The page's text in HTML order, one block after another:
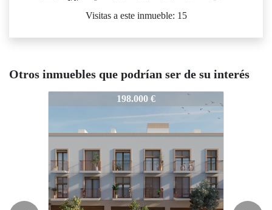
Visitas a este inmueble: 15
Otros inmuebles que podrían ser de su interés
198.000 €